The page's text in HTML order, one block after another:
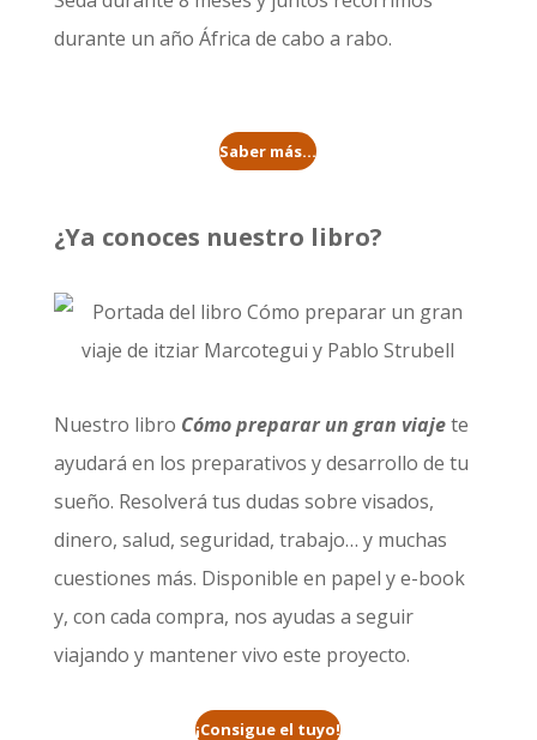
durante un año África de cabo a rabo.
Saber más...
¿Ya conoces nuestro libro?
Nuestro libro Cómo preparar un gran viajete
ayudará en los preparativos y desarrollo de tu
sueño. Resolverá tus dudas sobre visados,
dinero, salud, seguridad, trabajo… y muchas
cuestiones más. Disponible en papel y e-book
y, con cada compra, nos ayudas a seguir
viajando y mantener vivo este proyecto.
¡Consigue el tuyo!